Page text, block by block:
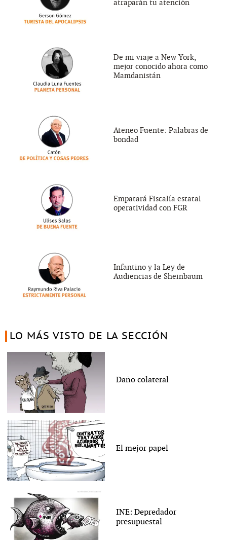
atraparán tu atención
De mi viaje a New York,
mejor conocido ahora como
Mamdanistán
Ateneo Fuente: Palabras de
bondad
Empatará Fiscalía estatal
operatividad con FGR
Infantino y la Ley de
Audiencias de Sheinbaum
LO MÁS VISTO DE LA SECCIÓN
Daño colateral
El mejor papel
INE: Depredador
presupuestal